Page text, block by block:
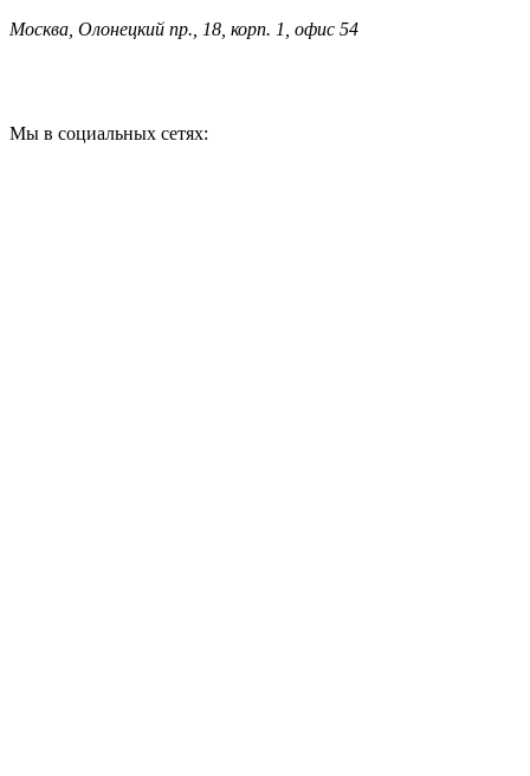
Москва, Олонецкий пр., 18, корп. 1, офис 54
Мы в социальных сетях: